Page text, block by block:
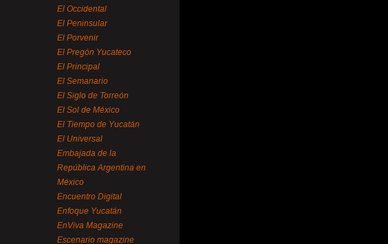
El Occidental
El Peninsular
El Porvenir
El Pregón Yucateco
El Principal
El Semanario
El Siglo de Torreón
El Sol de México
El Tiempo de Yucatán
El Universal
Embajada de la
República Argentina en
México
Encuentro Digital
Enfoque Yucatán
EnViva Magazine
Escenario magazine